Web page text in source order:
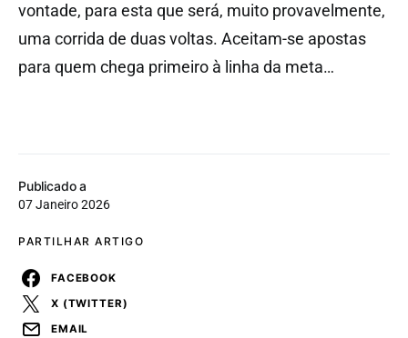
Publicado a
07 Janeiro 2026
PARTILHAR ARTIGO
FACEBOOK
X (TWITTER)
EMAIL
vontade, para esta que será, muito provavelmente,
uma corrida de duas voltas. Aceitam-se apostas
para quem chega primeiro à linha da meta…